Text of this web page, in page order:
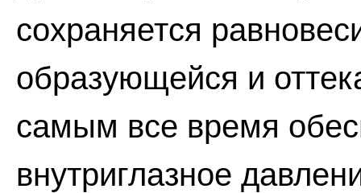
сохраняется
образующейся и
самым все время
внутриглазное